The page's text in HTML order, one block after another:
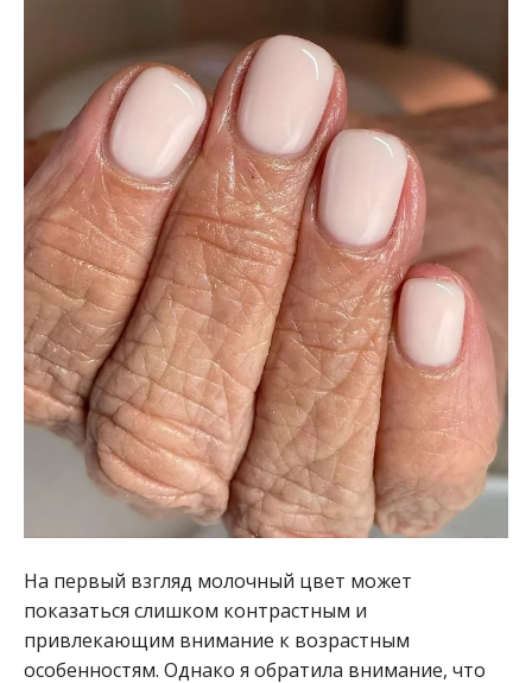
На первый взгляд молочный цвет может
показаться слишком контрастным и
привлекающим внимание к возрастным
особенностям. Однако я обратила внимание, что